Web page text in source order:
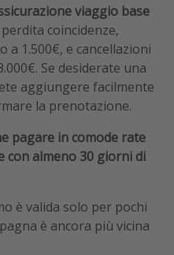
viaggio base
coincidenze,
a 1.500€, e cancellazioni
Se desiderate una
aggiungere facilmente
la prenotazione.
pagare in comode rate
con almeno 30 giorni di
è valida solo per pochi
è ancora più vicina